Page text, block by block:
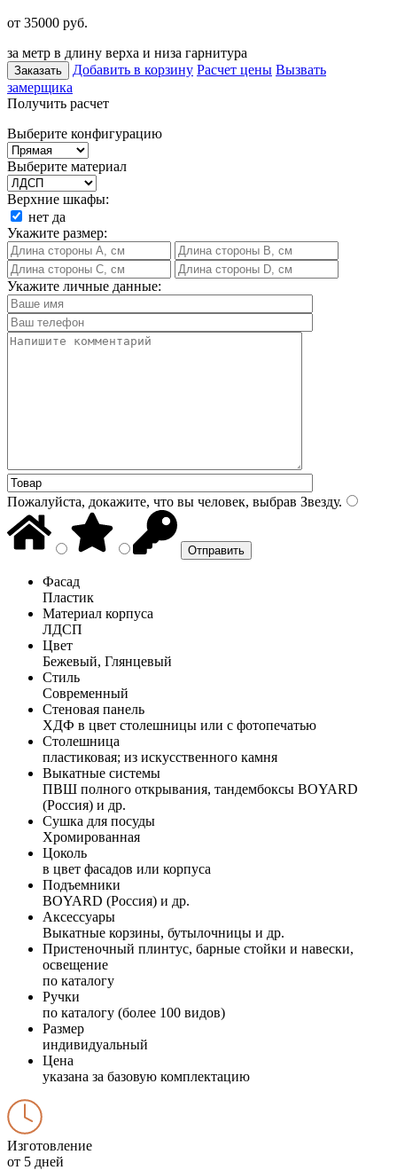
от 35000 руб.
за метр в длину верха и низа гарнитура
Заказать Добавить в корзину Расчет цены Вызвать
замерщика
Получить расчет
Выберите конфигурацию
Выберите материал
Верхние шкафы:
нет да
Укажите размер:
Укажите личные данные:
Пожалуйста, докажите, что вы человек, выбрав Звезду.
Фасад
Пластик
Материал корпуса
ЛДСП
Цвет
Бежевый, Глянцевый
Стиль
Современный
Стеновая панель
ХДФ в цвет столешницы или с фотопечатью
Столешница
пластиковая; из искусственного камня
Выкатные системы
ПВШ полного открывания, тандембоксы BOYARD
(Россия) и др.
Сушка для посуды
Хромированная
Цоколь
в цвет фасадов или корпуса
Подъемники
BOYARD (Россия) и др.
Аксессуары
Выкатные корзины, бутылочницы и др.
Пристеночный плинтус, барные стойки и навески,
освещение
по каталогу
Ручки
по каталогу (более 100 видов)
Размер
индивидуальный
Цена
указана за базовую комплектацию
Изготовление
от 5 дней